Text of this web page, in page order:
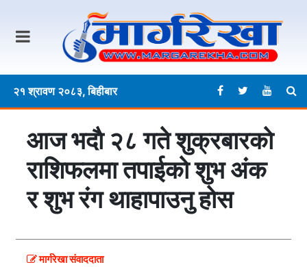
२१ श्रावण २०८३, बिहीबार
आज भदाै २८ गते शुक्रबारकाे
राशिफलमा तपाईकाे शुभ अंक
र शुभ रंग थाहापाउनु हाेस
मार्गरेखा संवाददाता